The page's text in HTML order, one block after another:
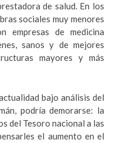
de salud. En los
sociales muy menores
empresas de medicina
sanos y de mejores
mayores y más
bajo análisis del
podría demorarse: la
del Tesoro nacional a las
el aumento en el